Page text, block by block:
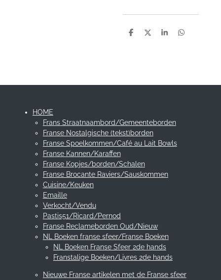
D
D
S
D
HOME
Frans Straatnaambord/Gemeenteborden
Franse Nostalgische (tekst)borden
Franse Spoelkommen/Café au Lait Bowls
Franse Kannen/Karaffen
Franse Kopjes/borden/Schalen
Franse Brocante Raviers/Sauskommen
Cuisine/Keuken
Emaille
Verkocht/Vendu
Pastis51/Ricard/Pernod
Franse Reclameborden Oud/Nieuw
NL Boeken franse sfeer/Franse Boeken
NL Boeken Franse Sfeer 2de hands
Franstalige Boeken/Livres 2de hands
Nieuwe Franse artikelen met de Franse sfeer